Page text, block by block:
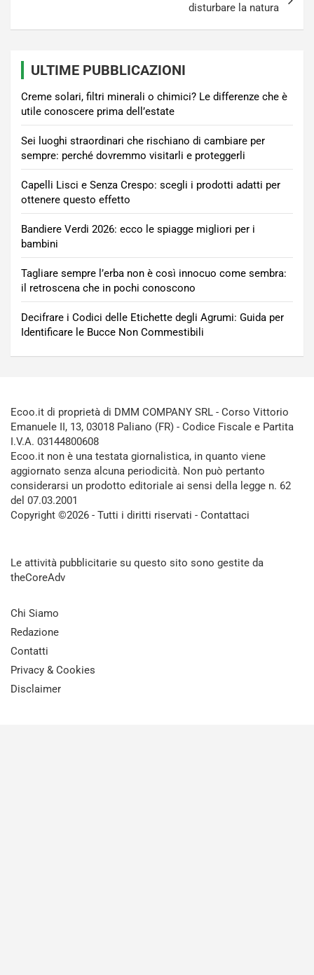
disturbare la natura
ULTIME PUBBLICAZIONI
Creme solari, filtri minerali o chimici? Le differenze che è
utile conoscere prima dell’estate
Sei luoghi straordinari che rischiano di cambiare per
sempre: perché dovremmo visitarli e proteggerli
Capelli Lisci e Senza Crespo: scegli i prodotti adatti per
ottenere questo effetto
Bandiere Verdi 2026: ecco le spiagge migliori per i
bambini
Tagliare sempre l’erba non è così innocuo come sembra:
il retroscena che in pochi conoscono
Decifrare i Codici delle Etichette degli Agrumi: Guida per
Identificare le Bucce Non Commestibili
Ecoo.it di proprietà di DMM COMPANY SRL - Corso Vittorio
Emanuele II, 13, 03018 Paliano (FR) - Codice Fiscale e Partita
I.V.A. 03144800608
Ecoo.it non è una testata giornalistica, in quanto viene
aggiornato senza alcuna periodicità. Non può pertanto
considerarsi un prodotto editoriale ai sensi della legge n. 62
del 07.03.2001
Copyright ©2026 - Tutti i diritti riservati - Contattaci
Le attività pubblicitarie su questo sito sono gestite da
theCoreAdv
Chi Siamo
Redazione
Contatti
Privacy & Cookies
Disclaimer